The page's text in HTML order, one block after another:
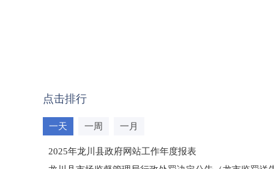
点击排行
一天 一周 一月
2025年龙川县政府网站工作年度报表